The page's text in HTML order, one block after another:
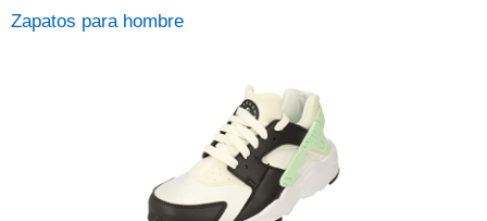
Zapatos para hombre